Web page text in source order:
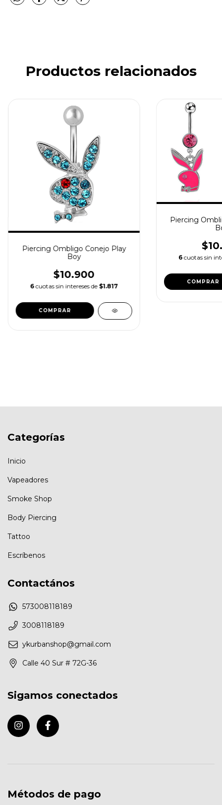
Productos relacionados
Piercing Ombligo Conejo Play
Boy
$10.900
6 cuotas sin intereses de $1.817
COMPRAR
Piercing
6 cuotas sin
COMPRAR
Categorías
Inicio
Vapeadores
Smoke Shop
Body Piercing
Tattoo
Escríbenos
Contactános
573008118189
3008118189
ykurbanshop@gmail.com
Calle 40 Sur # 72G-36
Sigamos conectados
Métodos de pago